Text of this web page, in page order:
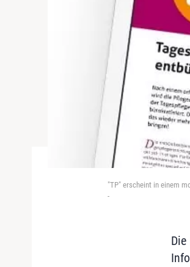
"TP" erscheint in einem
-